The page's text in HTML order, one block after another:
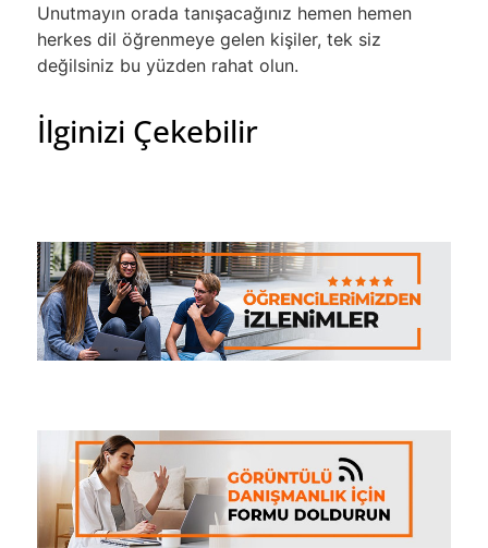
Unutmayın orada tanışacağınız hemen hemen
herkes dil öğrenmeye gelen kişiler, tek siz
değilsiniz bu yüzden rahat olun.
İlginizi Çekebilir